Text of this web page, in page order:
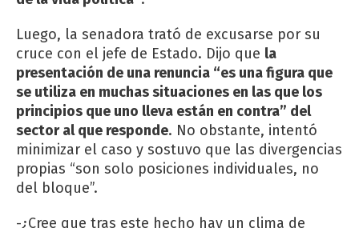
Luego, la senadora trató de excusarse por su
cruce con el jefe de Estado. Dijo que la
presentación de una renuncia “es una figura que
se utiliza en muchas situaciones en las que los
principios que uno lleva están en contra” del
sector al que responde. No obstante, intentó
minimizar el caso y sostuvo que las divergencias
propias “son solo posiciones individuales, no
del bloque”.
-¿Cree que tras este hecho hay un clima de